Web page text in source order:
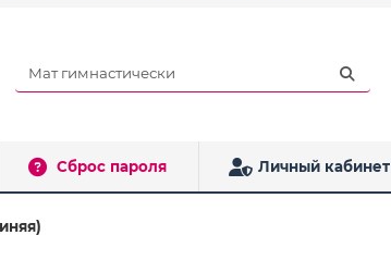
Сброс пароля Личный кабинет